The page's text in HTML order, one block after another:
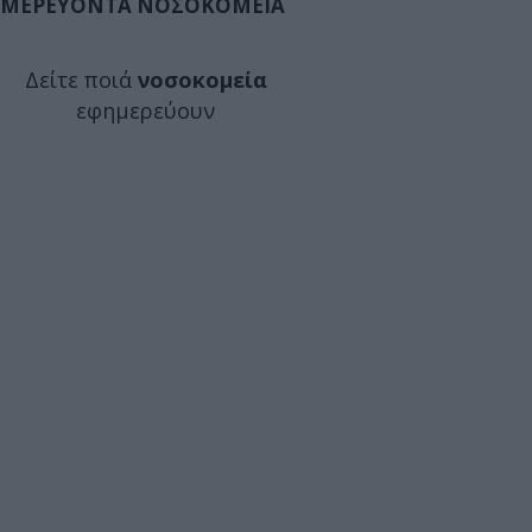
Δείτε ποιά νοσοκομεία
εφημερεύουν